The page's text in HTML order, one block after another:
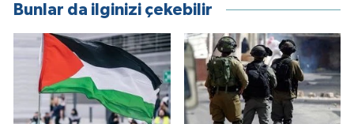
Bunlar da ilginizi çekebilir